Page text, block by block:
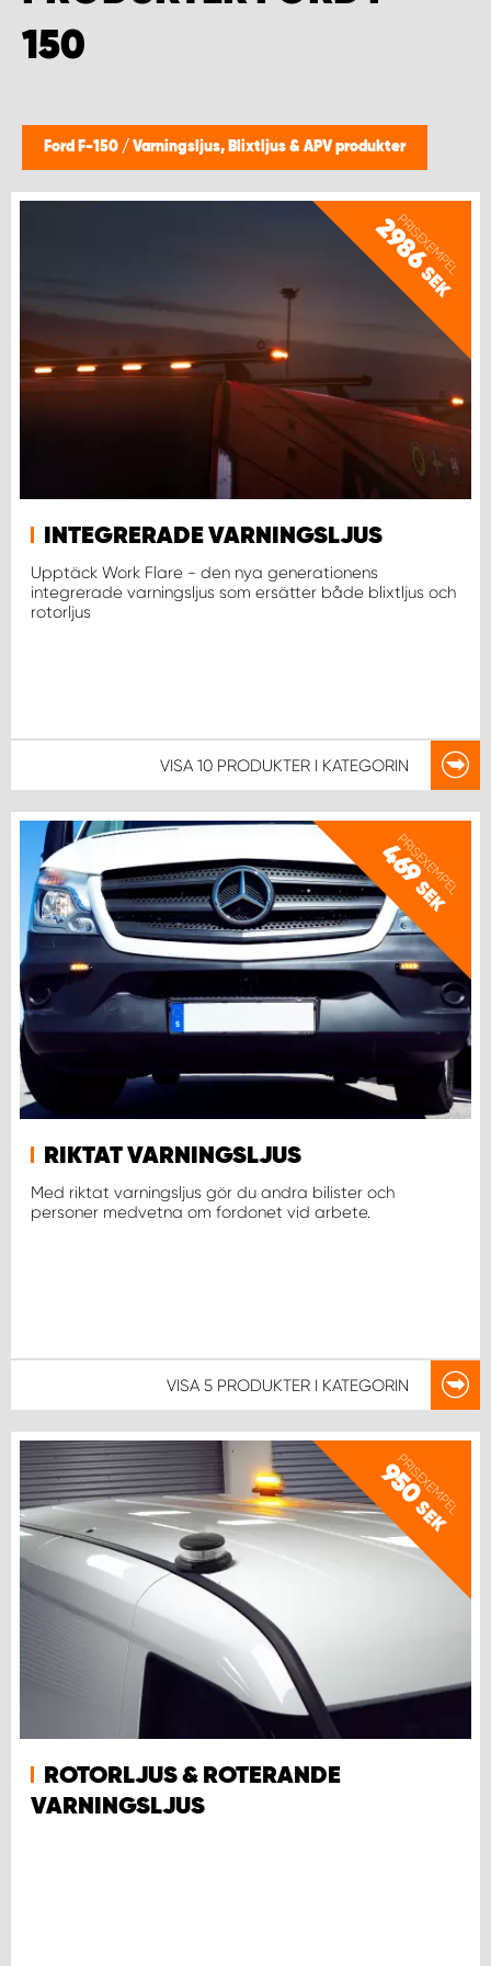
150
Ford F-150 / Varningsljus, Blixtljus & APV produkter
PRISEXEMPEL
2986
SEK
INTEGRERADE VARNINGSLJUS
Upptäck Work Flare - den nya generationens
integrerade varningsljus som ersätter både blixtljus och
rotorljus
VISA 10 PRODUKTER I KATEGORIN
PRISEXEMPEL
469
SEK
RIKTAT VARNINGSLJUS
Med riktat varningsljus gör du andra bilister och
personer medvetna om fordonet vid arbete.
VISA 5 PRODUKTER I KATEGORIN
PRISEXEMPEL
950
SEK
ROTORLJUS & ROTERANDE
VARNINGSLJUS
WORK SYSTEM HELSINGBORG
WORK SYSTEM KALMAR
WORK SYSTEM KARLSTAD
WORK SYSTEM KRISTIANSTAD
WORK SYSTEM LINKÖPING
WORK SYSTEM SKÖVDE
WORK SYSTEM STOCKHOLM SYD
WORK SYSTEM SUNDSVALL
WORK SYSTEM TRESTAD
WORK SYSTEM UMEÅ
WORK SYSTEM UPPSALA
WORK SYSTEM VARBERG
WORK SYSTEM VÄRNAMO
WORK SYSTEM VÄSTERÅS